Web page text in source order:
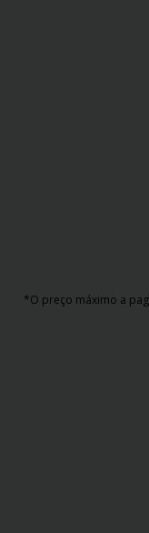
*O preço máximo a